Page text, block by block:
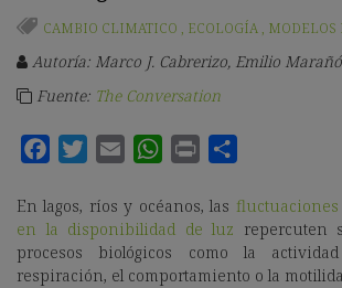
CAMBIO CLIMATICO , ECOLOGÍA, MODELOS
Autoría: Marco J. Cabrerizo, Emilio
Fuente: The Conversation
En lagos, ríos y océanos, las
en la disponibilidad de luz repercuten
procesos biológicos como la
respiración, el comportamiento o la